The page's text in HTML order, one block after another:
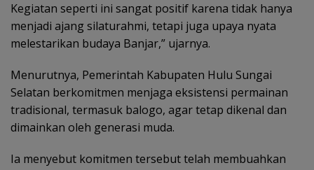
Kegiatan seperti ini sangat positif karena tidak hanya
menjadi ajang silaturahmi, tetapi juga upaya nyata
melestarikan budaya Banjar,” ujarnya.
Menurutnya, Pemerintah Kabupaten Hulu Sungai
Selatan berkomitmen menjaga eksistensi permainan
tradisional, termasuk balogo, agar tetap dikenal dan
dimainkan oleh generasi muda.
Ia menyebut komitmen tersebut telah membuahkan